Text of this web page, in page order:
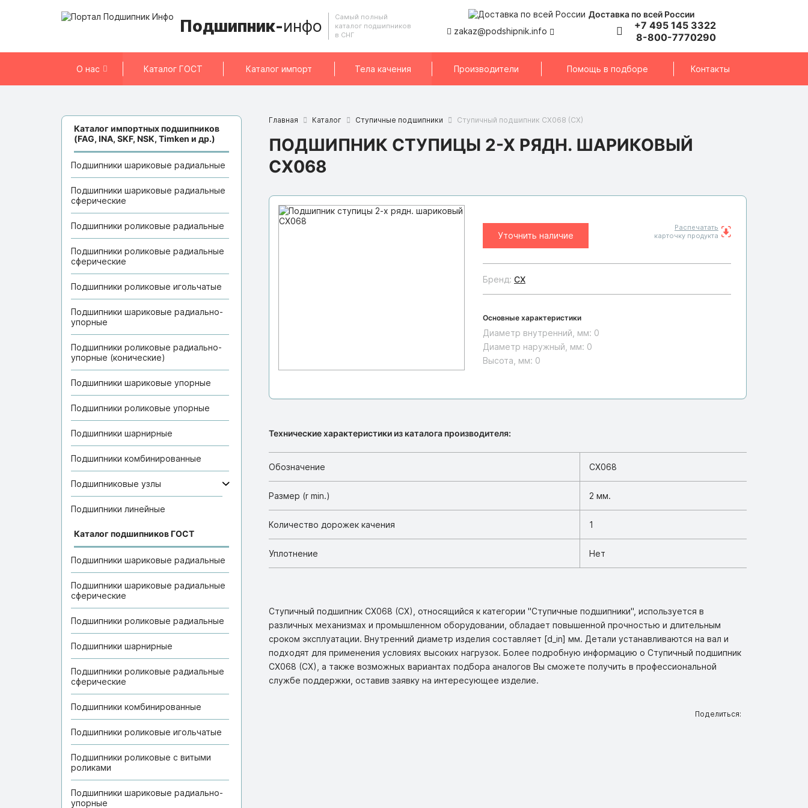
Подшипник-инфо
Самый полный
каталог подшипников
в СНГ
Доставка по всей России
zakaz@podshipnik.info
+7 495 145 3322
8-800-7770290
О нас Каталог ГОСТ Каталог импорт Тела качения Производители Помощь в подборе Контакты
Каталог импортных подшипников
(FAG, INA, SKF, NSK, Timken и др.)
Подшипники шариковые радиальные
Подшипники шариковые радиальные
сферические
Подшипники роликовые радиальные
Подшипники роликовые радиальные
сферические
Подшипники роликовые игольчатые
Подшипники шариковые радиально-
упорные
Подшипники роликовые радиально-
упорные (конические)
Подшипники шариковые упорные
Подшипники роликовые упорные
Подшипники шарнирные
Подшипники комбинированные
Подшипниковые узлы
Подшипники линейные
Каталог подшипников ГОСТ
Подшипники шариковые радиальные
Подшипники шариковые радиальные
сферические
Подшипники роликовые радиальные
Подшипники шарнирные
Подшипники роликовые радиальные
сферические
Подшипники комбинированные
Подшипники роликовые игольчатые
Подшипники роликовые с витыми
роликами
Подшипники шариковые радиально-
упорные
Главная Каталог Ступичные подшипники Ступичный подшипник CX068 (CX)
ПОДШИПНИК СТУПИЦЫ 2-Х РЯДН. ШАРИКОВЫЙ
CX068
Уточнить наличие
Распечатать
карточку продукта
Бренд: CX
Основные характеристики
Диаметр внутренний, мм: 0
Диаметр наружный, мм: 0
Высота, мм: 0
Технические характеристики из каталога производителя:
Обозначение CX068
Размер (r min.) 2 мм.
Количество дорожек качения 1
Уплотнение Нет
Ступичный подшипник CX068 (CX), относящийся к категории "Ступичные подшипники", используется в
различных механизмах и промышленном оборудовании, обладает повышенной прочностью и длительным
сроком эксплуатации. Внутренний диаметр изделия составляет [d_in] мм. Детали устанавливаются на вал и
подходят для применения условиях высоких нагрузок. Более подробную информацию о Ступичный подшипник
CX068 (CX), а также возможных вариантах подбора аналогов Вы сможете получить в профессиональной
службе поддержки, оставив заявку на интересующее изделие.
Поделиться: